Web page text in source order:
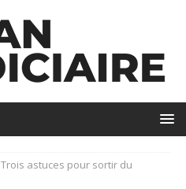
Trois astuces pour sortir du